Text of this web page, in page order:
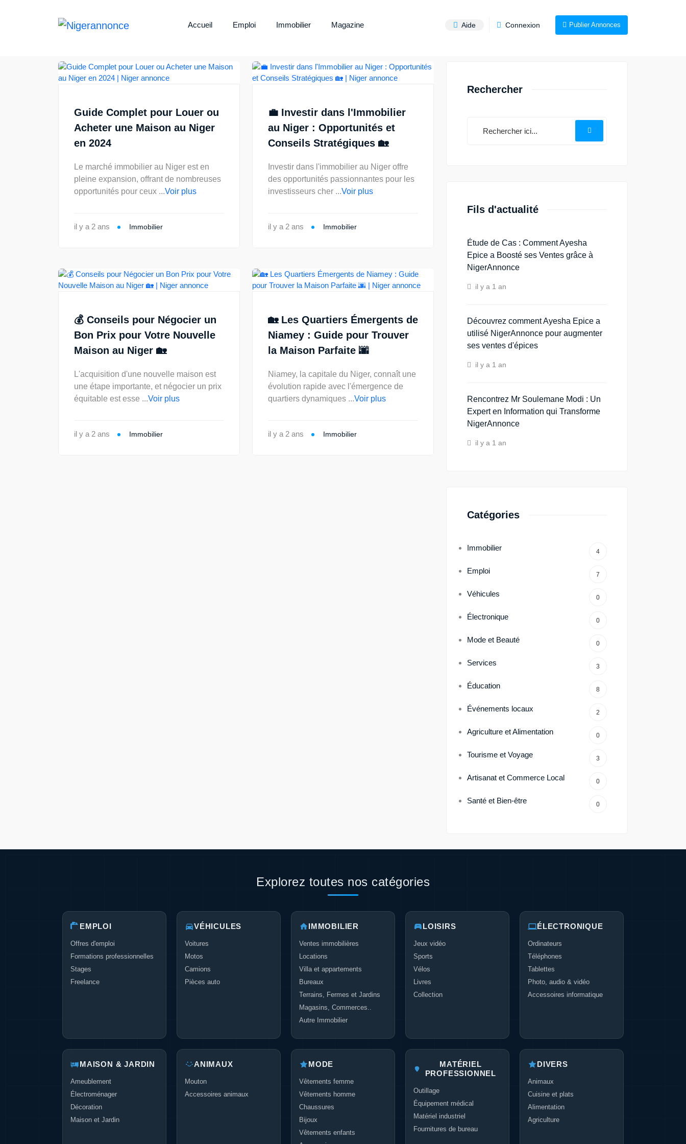
Accueil Emploi Immobilier Magazine Aide Connexion Publier Annonces
Guide Complet pour Louer ou
Acheter une Maison au Niger
en 2024
Le marché immobilier au Niger est en
pleine expansion, offrant de nombreuses
opportunités pour ceux ...Voir plus
il y a 2 ans Immobilier
💼 Investir dans l'Immobilier
au Niger : Opportunités et
Conseils Stratégiques 🏡
Investir dans l'immobilier au Niger offre
des opportunités passionnantes pour les
investisseurs cher ...Voir plus
il y a 2 ans Immobilier
💰 Conseils pour Négocier un
Bon Prix pour Votre Nouvelle
Maison au Niger 🏡
L'acquisition d'une nouvelle maison est
une étape importante, et négocier un prix
équitable est esse ...Voir plus
il y a 2 ans Immobilier
🏡 Les Quartiers Émergents de
Niamey : Guide pour Trouver
la Maison Parfaite 🌆
Niamey, la capitale du Niger, connaît une
évolution rapide avec l'émergence de
quartiers dynamiques ...Voir plus
il y a 2 ans Immobilier
Rechercher
Fils d'actualité
Étude de Cas : Comment Ayesha
Epice a Boosté ses Ventes grâce à
NigerAnnonce
il y a 1 an
Découvrez comment Ayesha Epice a
utilisé NigerAnnonce pour augmenter
ses ventes d'épices
il y a 1 an
Rencontrez Mr Soulemane Modi : Un
Expert en Information qui Transforme
NigerAnnonce
il y a 1 an
Catégories
Immobilier 4
Emploi 7
Véhicules 0
Électronique 0
Mode et Beauté 0
Services 3
Éducation 8
Événements locaux 2
Agriculture et Alimentation 0
Tourisme et Voyage 3
Artisanat et Commerce Local 0
Santé et Bien-être 0
Explorez toutes nos catégories
EMPLOI
Offres d'emploi
Formations professionnelles
Stages
Freelance
VÉHICULES
Voitures
Motos
Camions
Pièces auto
IMMOBILIER
Ventes immobilières
Locations
Villa et appartements
Bureaux
Terrains, Fermes et Jardins
Magasins, Commerces..
Autre Immobilier
LOISIRS
Jeux vidéo
Sports
Vélos
Livres
Collection
ÉLECTRONIQUE
Ordinateurs
Téléphones
Tablettes
Photo, audio & vidéo
Accessoires informatique
MAISON & JARDIN
Ameublement
Électroménager
Décoration
Maison et Jardin
ANIMAUX
Mouton
Accessoires animaux
MODE
Vêtements femme
Vêtements homme
Chaussures
Bijoux
Vêtements enfants
MATÉRIEL
PROFESSIONNEL
Outillage
Équipement médical
Matériel industriel
Fournitures de bureau
DIVERS
Animaux
Cuisine et plats
Alimentation
Agriculture